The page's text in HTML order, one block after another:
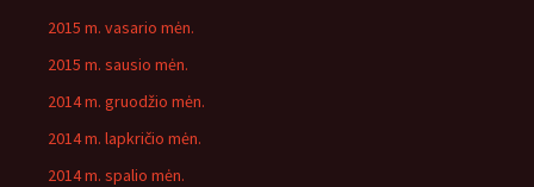
2015 m. vasario mėn.
2015 m. sausio mėn.
2014 m. gruodžio mėn.
2014 m. lapkričio mėn.
2014 m. spalio mėn.